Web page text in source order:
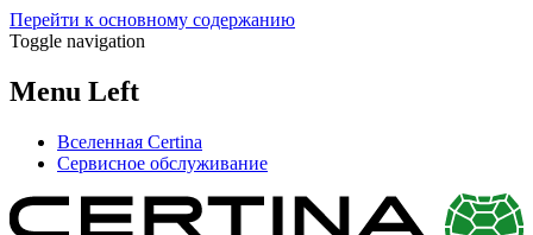
Перейти к основному содержанию
Toggle navigation
Menu Left
Вселенная Certina
Сервисное обслуживание